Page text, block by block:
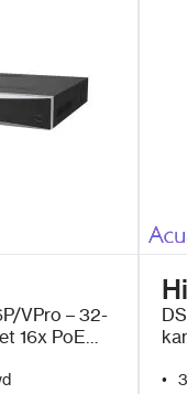
VPro – 32-
16x PoE